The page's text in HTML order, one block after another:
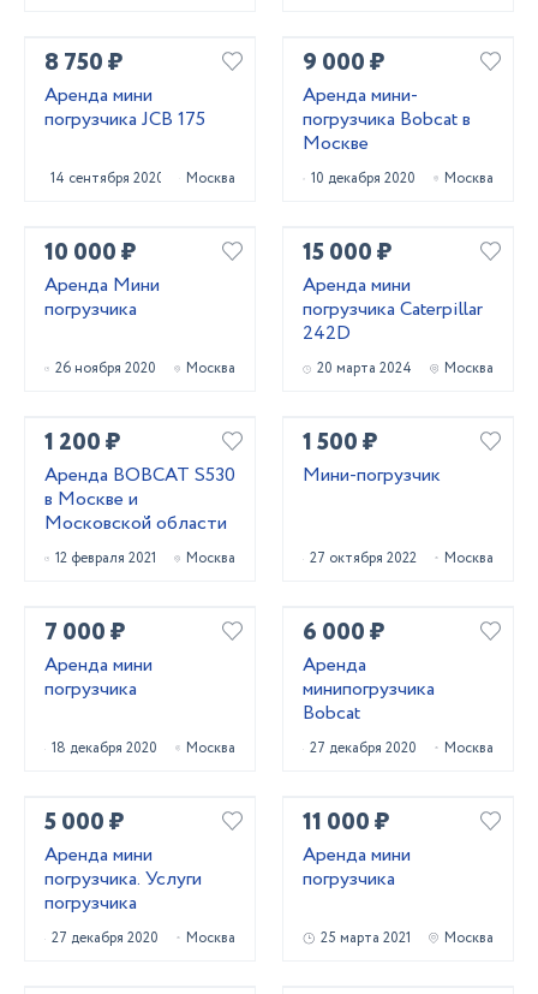
8 750 ₽
Аренда мини
погрузчика JCB 175
14 сентября 2020 Москва
9 000 ₽
Аренда мини-
погрузчика Bobcat в
Москве
10 декабря 2020 Москва
10 000 ₽
Аренда Мини
погрузчика
26 ноября 2020 Москва
15 000 ₽
Аренда мини
погрузчика Caterpillar
242D
20 марта 2024 Москва
1 200 ₽
Аренда BOBCAT S530
в Москве и
Московской области
12 февраля 2021 Москва
1 500 ₽
Мини-погрузчик
27 октября 2022 Москва
7 000 ₽
Аренда мини
погрузчика
18 декабря 2020 Москва
6 000 ₽
Аренда
минипогрузчика
Bobcat
27 декабря 2020 Москва
5 000 ₽
Аренда мини
погрузчика. Услуги
погрузчика
27 декабря 2020 Москва
11 000 ₽
Аренда мини
погрузчика
25 марта 2021 Москва